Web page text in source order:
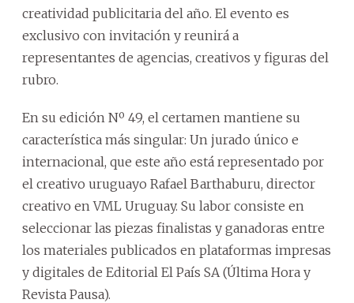
creatividad publicitaria del año. El evento es
exclusivo con invitación y reunirá a
representantes de agencias, creativos y figuras del
rubro.
En su edición Nº 49, el certamen mantiene su
característica más singular: Un jurado único e
internacional, que este año está representado por
el creativo uruguayo Rafael Barthaburu, director
creativo en VML Uruguay. Su labor consiste en
seleccionar las piezas finalistas y ganadoras entre
los materiales publicados en plataformas impresas
y digitales de Editorial El País SA (Última Hora y
Revista Pausa).